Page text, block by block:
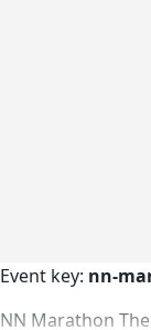
Event key: nn-
NN Marathon